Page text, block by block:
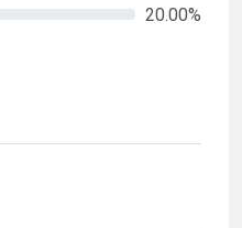
20.00%